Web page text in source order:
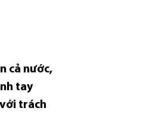
cả nước,
tay
trách